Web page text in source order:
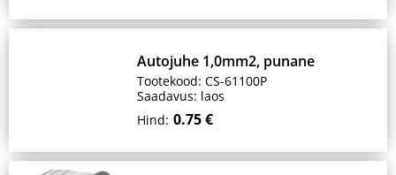
Autojuhe 1,0mm2, punane
Tootekood: CS-61100P
Saadavus: laos
Hind: 0.75 €